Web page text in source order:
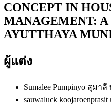
CONCEPT IN
MANAGEMENT: A
AYUTTHAYA
ผู้แต่ง
Sumalee Pumpinyo สุม
sauwaluck